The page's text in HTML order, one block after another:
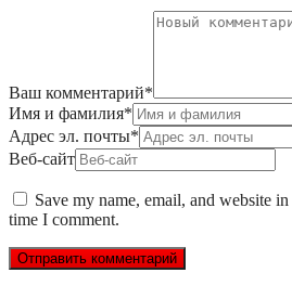
Ваш комментарий*
Имя и фамилия*
Адрес эл. почты*
Веб-сайт
Save my name, email, and website
time I comment.